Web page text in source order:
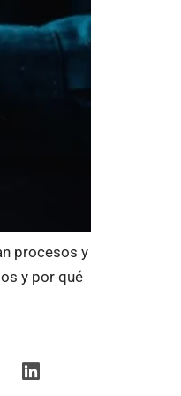
procesos y
y por qué